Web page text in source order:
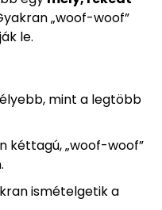
„woof-woof”
le.
mint a legtöbb
kéttagú, „woof-woof”
ismételgetik a